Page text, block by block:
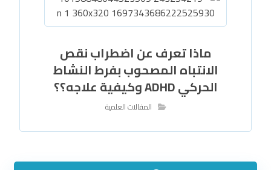
ماذا تعرف عن اضطراب نقص
الانتباه المصحوب بفرط النشاط
الحركي ADHD وكيفية علاجه؟؟
المقالات العلمية